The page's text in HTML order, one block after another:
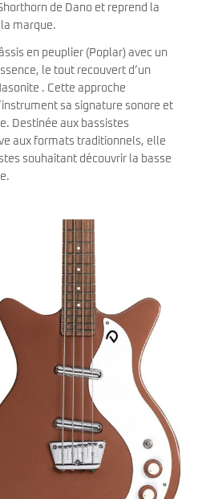
de Dano et reprend la
marque.
en peuplier (Poplar) avec un
le tout recouvert d’un
. Cette approche
sa signature sonore et
Destinée aux bassistes
aux formats traditionnels, elle
souhaitant découvrir la basse